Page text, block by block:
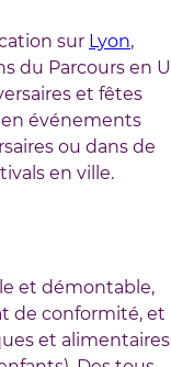
sur Lyon,
du Parcours en U
et fêtes
événements
ou dans de
en ville.
et démontable,
de conformité, et
et alimentaires